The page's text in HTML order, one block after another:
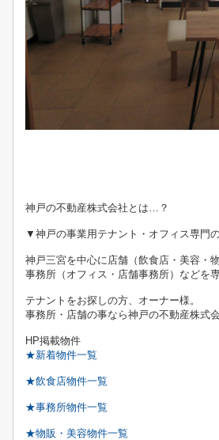
神戸の不動産株式会社とは…？
▼神戸の事業用テナント・オフィス専門
神戸三宮を中心に店舗（飲食店・美容・
事務所（オフィス・店舗事務所）などを
テナントをお探しの方、オーナー様。
事務所・店舗の事なら神戸の不動産株式
HP掲載物件
★新着物件一覧
★飲食店物件一覧
★事務所物件一覧
★物販・美容物件一覧